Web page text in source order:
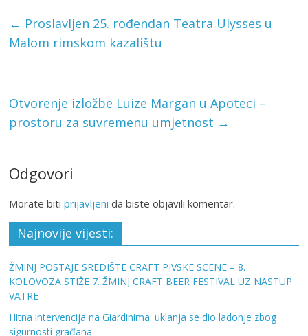
← Proslavljen 25. rođendan Teatra Ulysses u
Malom rimskom kazalištu
Otvorenje izložbe Luize Margan u Apoteci –
prostoru za suvremenu umjetnost →
Odgovori
Morate bitiprijavljeni da biste objavili komentar.
Najnovije vijesti:
ŽMINJ POSTAJE SREDIŠTE CRAFT PIVSKE SCENE – 8.
KOLOVOZA STIŽE 7. ŽMINJ CRAFT BEER FESTIVAL UZ NASTUP
VATRE
Hitna intervencija na Giardinima: uklanja se dio ladonje zbog
sigurnosti građana